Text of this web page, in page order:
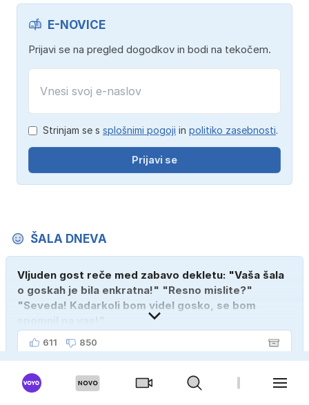
E-NOVICE
Prijavi se na pregled dogodkov in bodi na tekočem.
Strinjam se s splošnimi pogoji in politiko zasebnosti.
Prijavi se
ŠALA DNEVA
Vljuden gost reče med zabavo dekletu: "Vaša šala
o goskah je bila enkratna!" "Resno mislite?"
"Seveda! Kadarkoli bom videl gosko, se bom
611 850
ANKETA